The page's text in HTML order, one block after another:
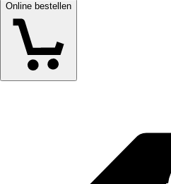
Online bestellen